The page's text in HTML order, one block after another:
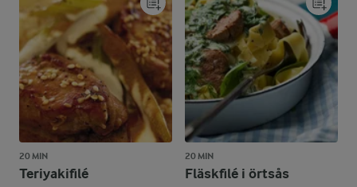
20 MIN
Teriyakifilé
20 MIN
Fläskfilé i örtsås